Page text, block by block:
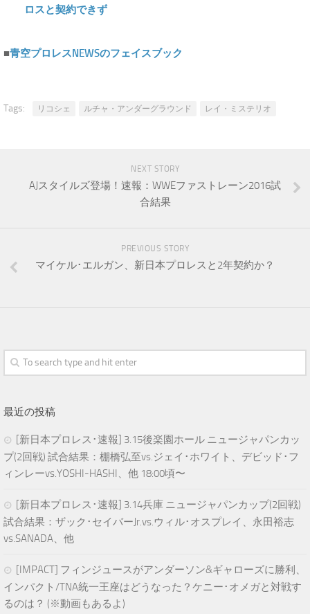
ロスと契約できず
■青空プロレスNEWSのフェイスブック
Tags: リコシェ ルチャ・アンダーグラウンド レイ・ミステリオ
NEXT STORY
AJスタイルズ登場！速報：WWEファストレーン2016試
合結果
PREVIOUS STORY
マイケル･エルガン、新日本プロレスと2年契約か？
最近の投稿
[新日本プロレス･速報] 3.15後楽園ホール ニュージャパンカッ
プ(2回戦) 試合結果：棚橋弘至vs.ジェイ･ホワイト、デビッド･フ
ィンレーvs.YOSHI-HASHI、他 18:00頃〜
[新日本プロレス･速報] 3.14兵庫 ニュージャパンカップ(2回戦)
試合結果：ザック･セイバーJr.vs.ウィル･オスプレイ、永田裕志
vs.SANADA、他
[IMPACT] フィンジュースがアンダーソン&ギャローズに勝利、
インパクト/TNA統一王座はどうなった？ケニー･オメガと対戦す
るのは？ (※動画もあるよ)